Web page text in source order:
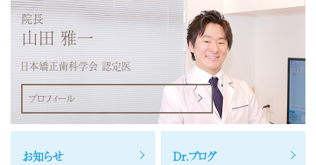
院長
山田 雅一
日本矯正歯科学会 認定医
プロフィール
お知らせ Dr.ブログ